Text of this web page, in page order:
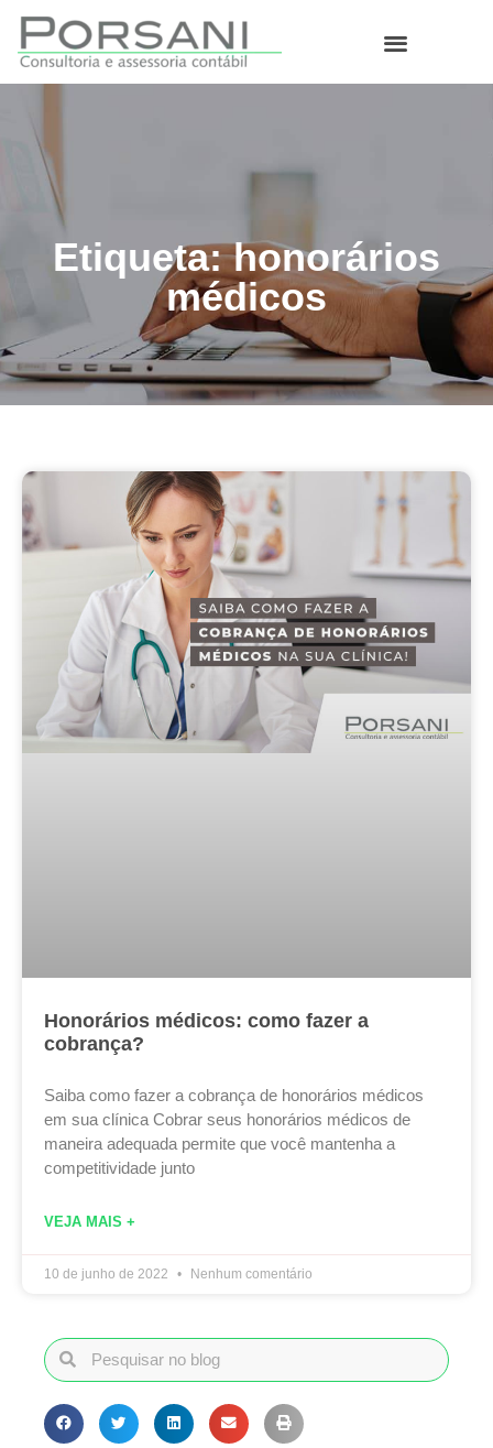
Etiqueta: honorários
médicos
Honorários médicos: como fazer a
cobrança?
Saiba como fazer a cobrança de honorários médicos
em sua clínica Cobrar seus honorários médicos de
maneira adequada permite que você mantenha a
competitividade junto
VEJA MAIS +
10 de junho de 2022 Nenhum comentário